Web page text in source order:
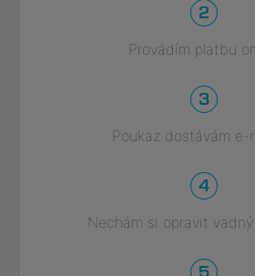
Provádím platbu
Poukaz dostávám e-
Nechám si opravit